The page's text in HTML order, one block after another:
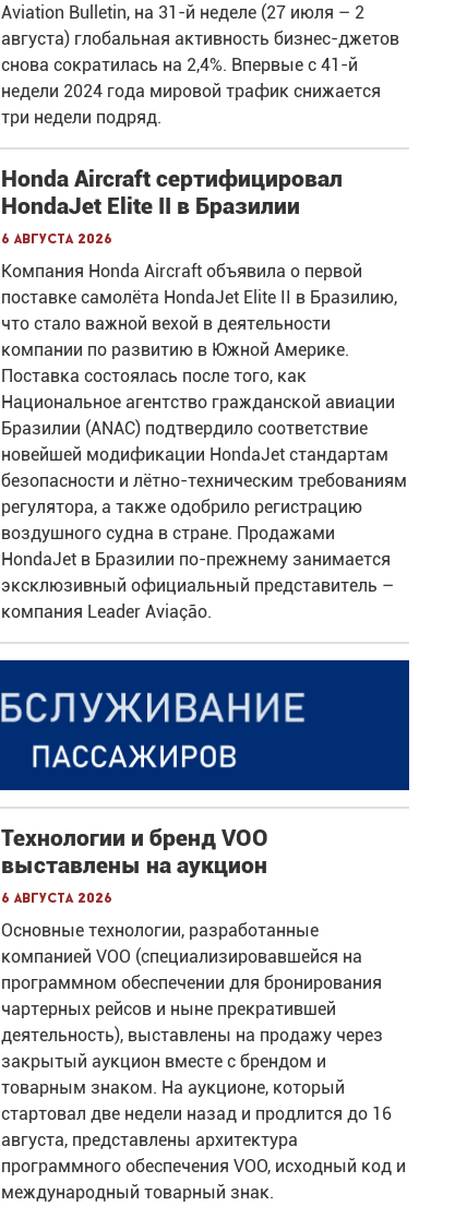
Aviation Bulletin, на 31-й неделе (27 июля – 2
августа) глобальная активность бизнес-джетов
снова сократилась на 2,4%. Впервые с 41-й
недели 2024 года мировой трафик снижается
три недели подряд.
Honda Aircraft сертифицировал
HondaJet Elite II в Бразилии
6 августа 2026
Компания Honda Aircraft объявила о первой
поставке самолёта HondaJet Elite II в Бразилию,
что стало важной вехой в деятельности
компании по развитию в Южной Америке.
Поставка состоялась после того, как
Национальное агентство гражданской авиации
Бразилии (ANAC) подтвердило соответствие
новейшей модификации HondaJet стандартам
безопасности и лётно-техническим требованиям
регулятора, а также одобрило регистрацию
воздушного судна в стране. Продажами
HondaJet в Бразилии по-прежнему занимается
эксклюзивный официальный представитель –
компания Leader Aviação.
Технологии и бренд VOO
выставлены на аукцион
6 августа 2026
Основные технологии, разработанные
компанией VOO (специализировавшейся на
программном обеспечении для бронирования
чартерных рейсов и ныне прекратившей
деятельность), выставлены на продажу через
закрытый аукцион вместе с брендом и
товарным знаком. На аукционе, который
стартовал две недели назад и продлится до 16
августа, представлены архитектура
программного обеспечения VOO, исходный код и
международный товарный знак.